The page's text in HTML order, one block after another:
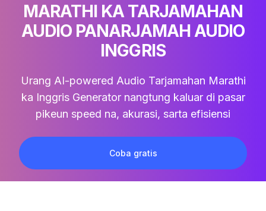
MARATHI KA TARJAMAHAN
AUDIO PANARJAMAH AUDIO
INGGRIS
Urang AI-powered Audio Tarjamahan Marathi
ka Inggris Generator nangtung kaluar di pasar
pikeun speed na, akurasi, sarta efisiensi
Coba gratis